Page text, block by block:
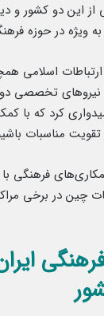
این دو کشور و
در حوزه
اسلامی
نیروهای تخصصی
کرد که با
مناسبات
فرهنگی
چین در برخی